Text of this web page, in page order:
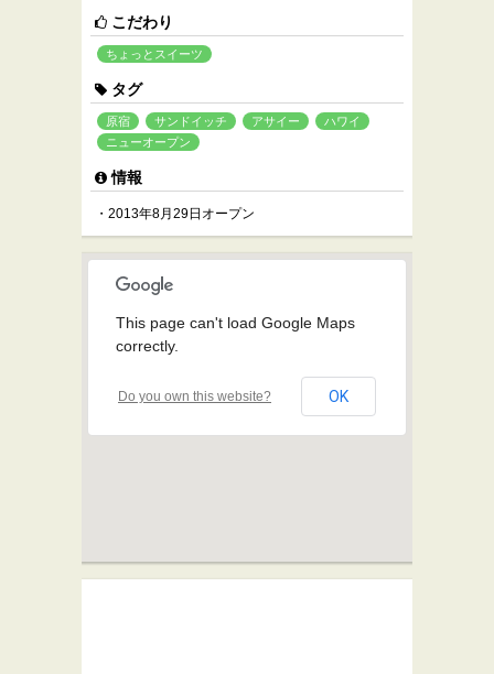
こだわり
ちょっとスイーツ
タグ
原宿 サンドイッチ アサイー
ハワイ
ニューオープン
情報
・2013年8月29日オープン
This page can't load Google Maps
correctly.
Do you own this website? OK